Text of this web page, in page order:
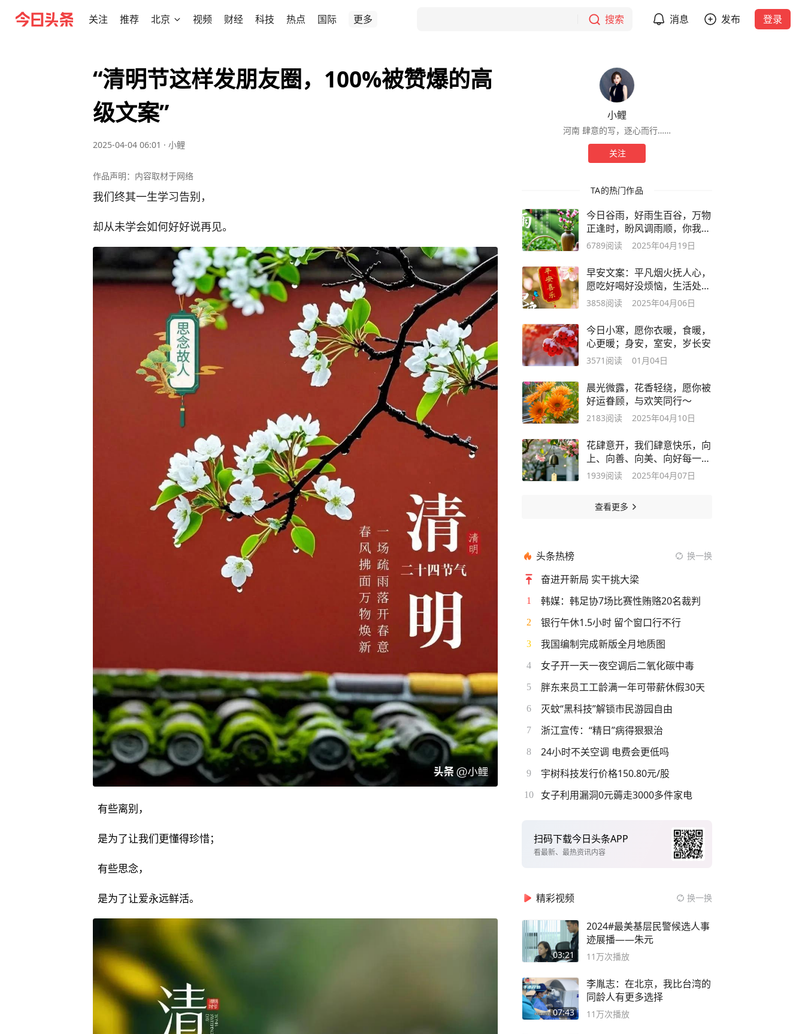
关注 推荐 北京 视频 财经 科技 热点 国际 更多 搜索 消息 发布 登录
“清明节这样发朋友圈，100%被赞爆的高
级文案”
2025-04-04 06:01 · 小鲤
作品声明：内容取材于网络
我们终其一生学习告别，
却从未学会如何好好说再见。
有些离别，
是为了让我们更懂得珍惜；
有些思念，
是为了让爱永远鲜活。
小鲤
河南 肆意的写，逐心而行……
关注
TA的热门作品
今日谷雨，好雨生百谷，万物
正逢时，盼风调雨顺，你我皆
安
6789阅读 2025年04月19日
早安文案：平凡烟火抚人心，
愿吃好喝好没烦恼，生活处处
皆美好~
3858阅读 2025年04月06日
今日小寒，愿你衣暖，食暖，
心更暖；身安，室安，岁长安
3571 阅读 01月04日
晨光微露，花香轻绕，愿你被
好运眷顾，与欢笑同行～
2183阅读 2025年04月10日
花肆意开，我们肆意快乐，向
上、向善、向美、向好每一天
～
1939阅读 2025年04月07日
查看更多
头条热榜 换一换
奋进开新局 实干挑大梁
1 韩媒：韩足协7场比赛性贿赂20名裁判
2 银行午休1.5小时 留个窗口行不行
3 我国编制完成新版全月地质图
4 女子开一天一夜空调后二氧化碳中毒
5 胖东来员工工龄满一年可带薪休假30天
6 灭蚊“黑科技”解锁市民游园自由
7 浙江宣传：“精日”病得狠狠治
8 24小时不关空调 电费会更低吗
9 宇树科技发行价格150.80元/股
10 女子利用漏洞0元薅走3000多件家电
扫码下载今日头条APP
看最新、最热资讯内容
精彩视频 换一换
03:21
2024#最美基层民警候选人事
迹展播——朱元
11万次播放
07:43
李胤志：在北京，我比台湾的
同龄人有更多选择
11万次播放